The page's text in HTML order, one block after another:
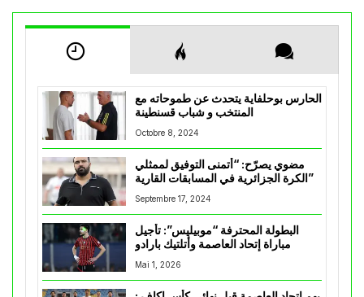
الحارس بوحلفاية يتحدث عن طموحاته مع
المنتخب و شباب قسنطينة
Octobre 8, 2024
مضوي يصرّح: “أتمنى التوفيق لممثلي
الكرة الجزائرية في المسابقات القارية”
Septembre 17, 2024
البطولة المحترفة “موبيليس”: تأجيل
مباراة إتحاد العاصمة وأتلتيك بارادو
Mai 1, 2026